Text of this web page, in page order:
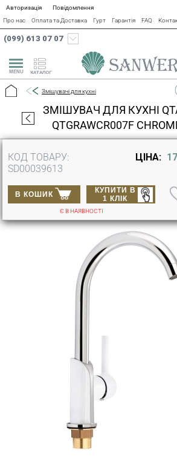
Авторизація
Повідомлення
Про нас
Оплата та Доставка Гурт Гарантія FAQ
(099) 613 07 07
КАТАЛОГ
Змішувачі для кухні
ЗМІШУВАЧ ДЛЯ КУХНІ
QTGRAWCR007F
КОД ТОВАРУ:
SD00039613
ЦІНА:
В КОШИК
КУПИТИ В
1 КЛІК
Є В НАЯВНОСТІ